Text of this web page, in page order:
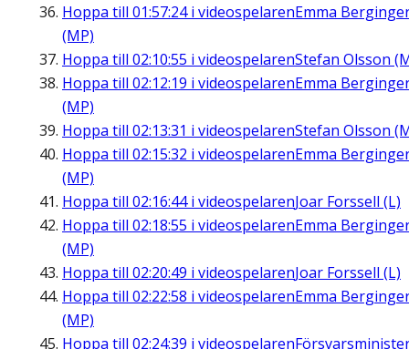
Hoppa till 01:57:24i videospelarenEmma
(MP)
Hoppa till 02:10:55 i videospelarenStefan Olsson
Hoppa till 02:12:19 i videospelarenEmma
(MP)
Hoppa till 02:13:31 i videospelarenStefan Olsson
Hoppa till 02:15:32 i videospelarenEmma
(MP)
Hoppa till 02:16:44i videospelarenJoar Forssell (L)
Hoppa till 02:18:55 i videospelarenEmma
(MP)
Hoppa till 02:20:49 i videospelarenJoar Forssell (L)
Hoppa till 02:22:58 i videospelarenEmma
(MP)
Hoppa till 02:24:39 i videospelaren